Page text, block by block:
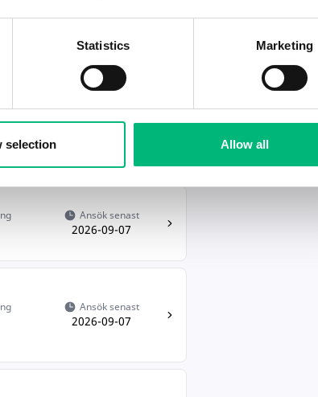
Statistics Marketing
selection Allow all
Ansök senast
Ansök senast
Ansök senast
2026-09-07
Ansök senast
2026-09-07